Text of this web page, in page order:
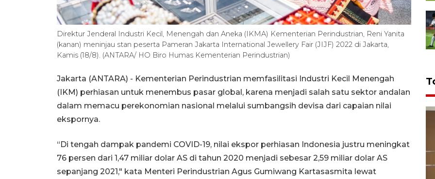
Direktur Jenderal Industri Kecil, Menengah dan Aneka (IKMA) Kementerian Perindustrian, Reni Yanita
(kanan) meninjau stan peserta Pameran Jakarta International Jewellery Fair (JIJF) 2022 di Jakarta,
Kamis (18/8). (ANTARA/ HO Biro Humas Kementerian Perindustrian)
Jakarta (ANTARA) - Kementerian Perindustrian memfasilitasi Industri Kecil Menengah
(IKM) perhiasan untuk menembus pasar global, karena menjadi salah satu sektor andalan
dalam memacu perekonomian nasional melalui sumbangsih devisa dari capaian nilai
ekspornya.
“Di tengah dampak pandemi COVID-19, nilai ekspor perhiasan Indonesia justru meningkat
76 persen dari 1,47 miliar dolar AS di tahun 2020 menjadi sebesar 2,59 miliar dolar AS
sepanjang 2021," kata Menteri Perindustrian Agus Gumiwang Kartasasmita lewat